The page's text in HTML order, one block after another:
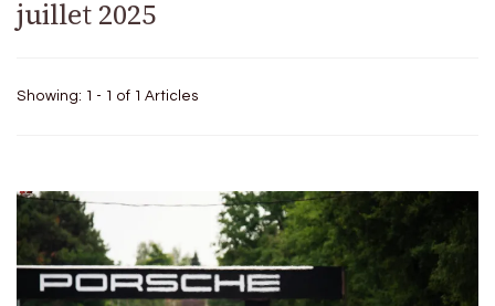
juillet 2025
Showing: 1 - 1 of 1 Articles